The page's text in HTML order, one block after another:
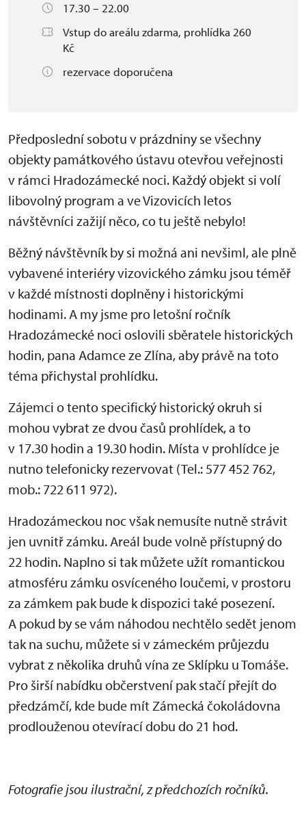
17.30 – 22.00
Vstup do areálu zdarma, prohlídka 260
Kč
rezervace doporučena
Předposlední sobotu v prázdniny se všechny
objekty památkového ústavu otevřou veřejnosti
v rámci Hradozámecké noci. Každý objekt si volí
libovolný program a ve Vizovicích letos
návštěvníci zažijí něco, co tu ještě nebylo!
Běžný návštěvník by si možná ani nevšiml, ale plně
vybavené interiéry vizovického zámku jsou téměř
v každé místnosti doplněny i historickými
hodinami. A my jsme pro letošní ročník
Hradozámecké noci oslovili sběratele historických
hodin, pana Adamce ze Zlína, aby právě na toto
téma přichystal prohlídku.
Zájemci o tento specifický historický okruh si
mohou vybrat ze dvou časů prohlídek, a to
v 17.30 hodin a 19.30 hodin. Místa v prohlídce je
nutno telefonicky rezervovat (Tel.: 577 452 762,
mob.: 722 611 972).
Hradozámeckou noc však nemusíte nutně strávit
jen uvnitř zámku. Areál bude volně přístupný do
22 hodin. Naplno si tak můžete užít romantickou
atmosféru zámku osvíceného loučemi, v prostoru
za zámkem pak bude k dispozici také posezení.
A pokud by se vám náhodou nechtělo sedět jenom
tak na suchu, můžete si v zámeckém průjezdu
vybrat z několika druhů vína ze Sklípku u Tomáše.
Pro širší nabídku občerstvení pak stačí přejít do
předzámčí, kde bude mít Zámecká čokoládovna
prodlouženou otevírací dobu do 21 hod.
Fotografie jsou ilustrační, z předchozích ročníků.